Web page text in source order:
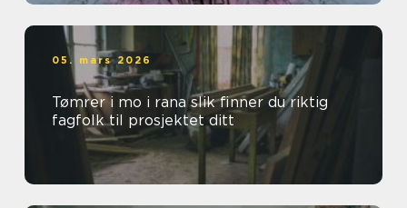
05. mars 2026
Tømrer i mo i rana slik finner du riktig
fagfolk til prosjektet ditt